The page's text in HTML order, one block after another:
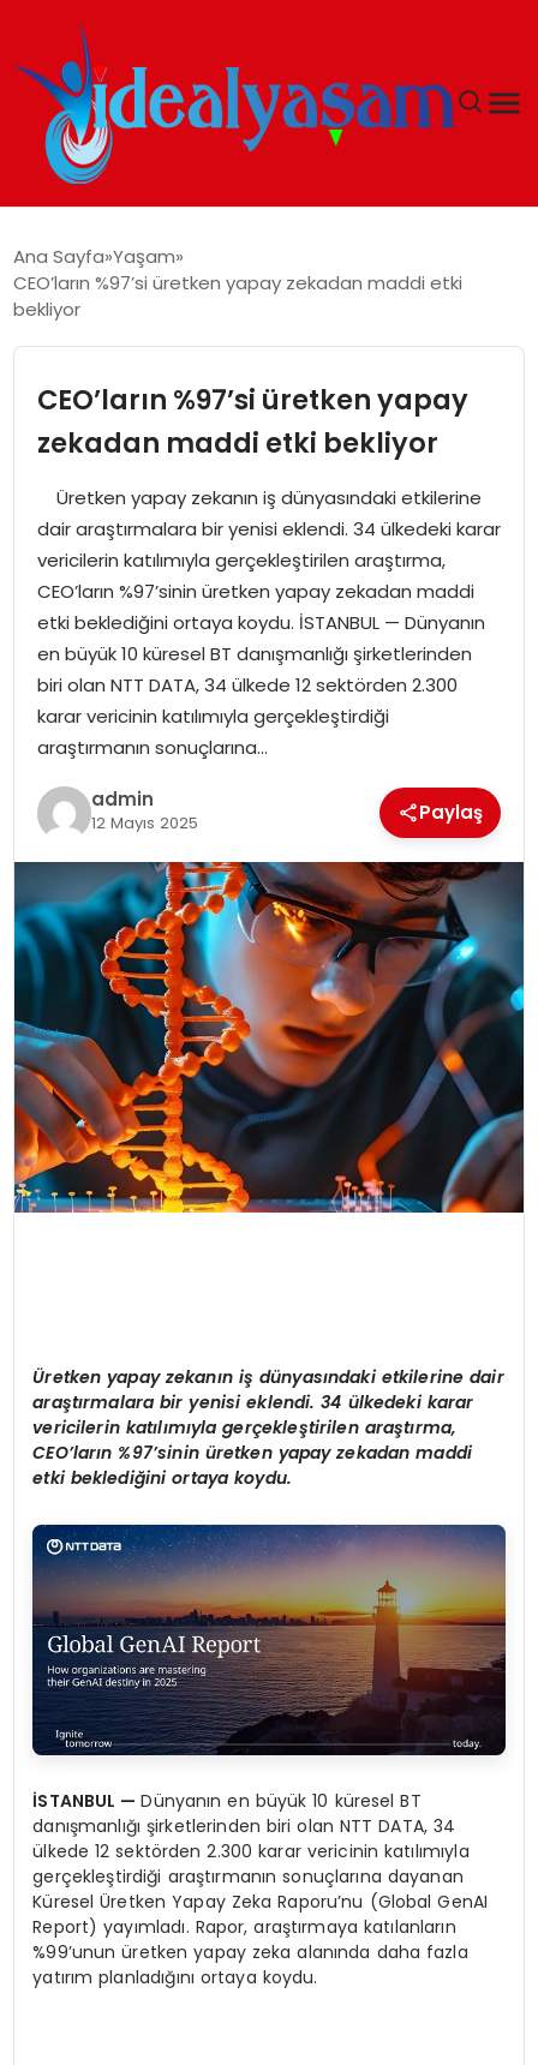
GÜNDEM
İDEAL SPOR
YAŞAM
MAGAZIN
SAĞLIK
Ana Sayfa Yaşam
CEO’ların %97’si üretken yapay zekadan maddi etki
bekliyor
CEO’ların %97’si üretken yapay
zekadan maddi etki bekliyor
Üretken yapay zekanın iş dünyasındaki etkilerine
dair araştırmalara bir yenisi eklendi. 34 ülkedeki karar
vericilerin katılımıyla gerçekleştirilen araştırma,
CEO’ların %97’sinin üretken yapay zekadan maddi
etki beklediğini ortaya koydu. İSTANBUL — Dünyanın
en büyük 10 küresel BT danışmanlığı şirketlerinden
biri olan NTT DATA, 34 ülkede 12 sektörden 2.300
karar vericinin katılımıyla gerçekleştirdiği
araştırmanın sonuçlarına…
admin
12 Mayıs 2025 Paylaş
Üretken yapay zekanın iş dünyasındaki etkilerine dair
araştırmalara bir yenisi eklendi. 34 ülkedeki karar
vericilerin katılımıyla gerçekleştirilen araştırma,
CEO’ların %97’sinin üretken yapay zekadan maddi
etki beklediğini ortaya koydu.
İSTANBUL —Dünyanın en büyük 10 küresel BT
danışmanlığı şirketlerinden biri olan NTT DATA, 34
ülkede 12 sektörden 2.300 karar vericinin katılımıyla
gerçekleştirdiği araştırmanın sonuçlarına dayanan
Küresel Üretken Yapay Zeka Raporu’nu (Global GenAI
Report) yayımladı. Rapor, araştırmaya katılanların
%99’unun üretken yapay zeka alanında daha fazla
yatırım planladığını ortaya koydu.